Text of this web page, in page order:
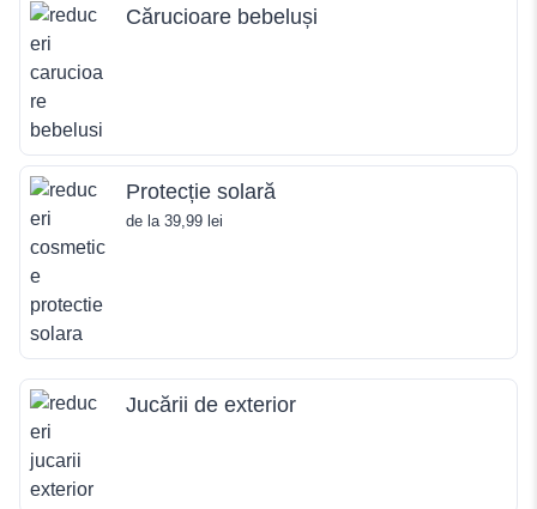
Cărucioare bebeluși
Protecție solară
de la 39,99 lei
Jucării de exterior